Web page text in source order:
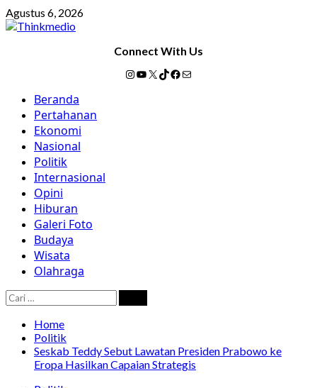
Skip
to
Agustus 6, 2026
Connect With Us
Instagram
YouTube
X TikTok
Facebook
Mail
Primary
Menu
Beranda
Pertahanan
Ekonomi
Nasional
Politik
Internasional
Opini
Hiburan
Galeri Foto
Budaya
Wisata
Olahraga
Cari
untuk:
Home
Politik
Seskab Teddy Sebut Lawatan Presiden Prabowo ke
Eropa Hasilkan Capaian Strategis